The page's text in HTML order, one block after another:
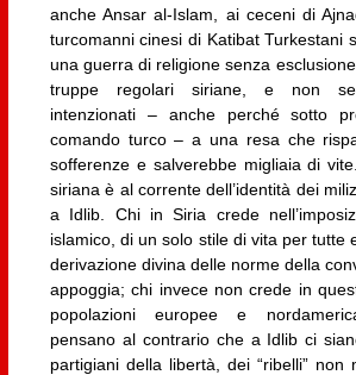
anche Ansar al-Islam, ai ceceni di
turcomanni cinesi di Katibat Turkestani
una guerra di religione senza
truppe regolari siriane, e non
intenzionati – anche perché sotto
comando turco – a una resa che
sofferenze e salverebbe migliaia di
siriana è al corrente dell’identità dei
a Idlib. Chi in Siria crede
islamico, di un solo stile di vita per tutte
derivazione divina delle norme della
appoggia; chi invece non crede in
popolazioni europee e
pensano al contrario che a Idlib ci
partigiani della libertà, dei “ribelli” non